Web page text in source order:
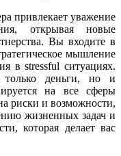
привлекает уважение
открывая новые
Вы входите в
мышление
в stressful ситуациях.
деньги, но и
на все сферы
риски и возможности,
жизненных задач и
которая делает вас